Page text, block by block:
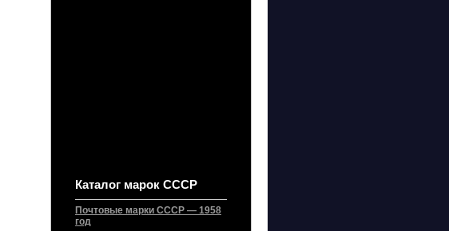
Каталог марок СССР
Почтовые марки СССР — 1958
год